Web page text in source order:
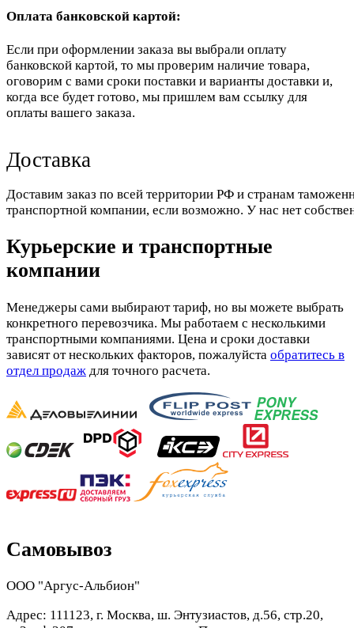
Оплата банковской картой:
Если при оформлении заказа вы выбрали оплату
банковской картой, то мы проверим наличие товара,
оговорим с вами сроки поставки и варианты доставки и,
когда все будет готово, мы пришлем вам ссылку для
оплаты вашего заказа.
Доставка
Доставим заказ по всей территории РФ и странам
транспортной компании, если возможно. У нас нет
Курьерские и транспортные
компании
Менеджеры сами выбирают тариф, но вы можете выбрать
конкретного перевозчика. Мы работаем с несколькими
транспортными компаниями. Цена и сроки доставки
зависят от нескольких факторов, пожалуйста обратитесь в
отдел продаж для точного расчета.
Самовывоз
ООО "Аргус-Альбион"
Адрес: 111123, г. Москва, ш. Энтузиастов, д.56, стр.20,